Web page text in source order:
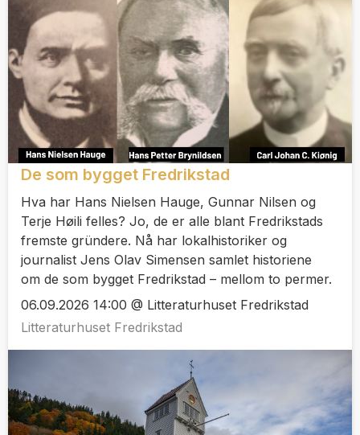
De som bygget Fredrikstad
Hva har Hans Nielsen Hauge, Gunnar Nilsen og
Terje Høili felles? Jo, de er alle blant Fredrikstads
fremste gründere. Nå har lokalhistoriker og
journalist Jens Olav Simensen samlet historiene
om de som bygget Fredrikstad – mellom to permer.
06.09.2026 14:00 @ Litteraturhuset Fredrikstad
Litteraturhuset Fredrikstad